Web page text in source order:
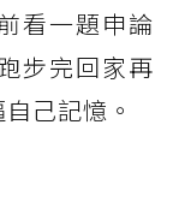
看一題申論
步完回家再
己記憶。